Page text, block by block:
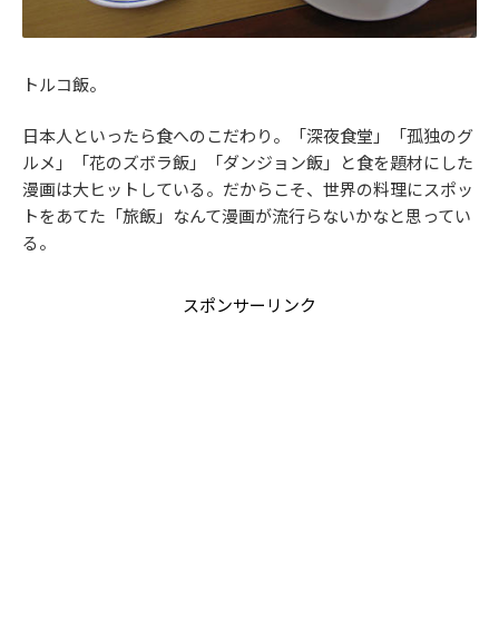
トルコ飯。
日本人といったら食へのこだわり。「深夜食堂」「孤独のグ
ルメ」「花のズボラ飯」「ダンジョン飯」と食を題材にした
漫画は大ヒットしている。だからこそ、世界の料理にスポッ
トをあてた「旅飯」なんて漫画が流行らないかなと思ってい
る。
スポンサーリンク